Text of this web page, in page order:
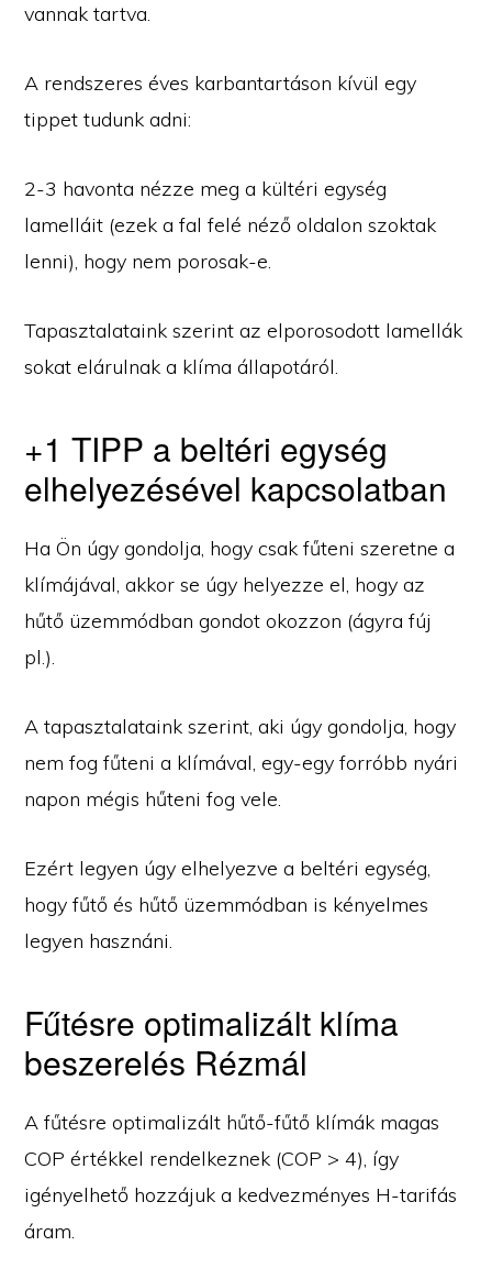
vannak tartva.
A rendszeres éves karbantartáson kívül egy
tippet tudunk adni:
2-3 havonta nézze meg a kültéri egység
lamelláit (ezek a fal felé néző oldalon szoktak
lenni), hogy nem porosak-e.
Tapasztalataink szerint az elporosodott lamellák
sokat elárulnak a klíma állapotáról.
+1 TIPP a beltéri egység
elhelyezésével kapcsolatban
Ha Ön úgy gondolja, hogy csak fűteni szeretne a
klímájával, akkor se úgy helyezze el, hogy az
hűtő üzemmódban gondot okozzon (ágyra fúj
pl.).
A tapasztalataink szerint, aki úgy gondolja, hogy
nem fog fűteni a klímával, egy-egy forróbb nyári
napon mégis hűteni fog vele.
Ezért legyen úgy elhelyezve a beltéri egység,
hogy fűtő és hűtő üzemmódban is kényelmes
legyen hasznáni.
Fűtésre optimalizált klíma
beszerelés Rézmál
A fűtésre optimalizált hűtő-fűtő klímák magas
COP értékkel rendelkeznek (COP > 4), így
igényelhető hozzájuk a kedvezményes H-tarifás
áram.